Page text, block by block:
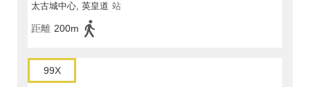
太古城中心, 英皇道 站
距離 200m
99X